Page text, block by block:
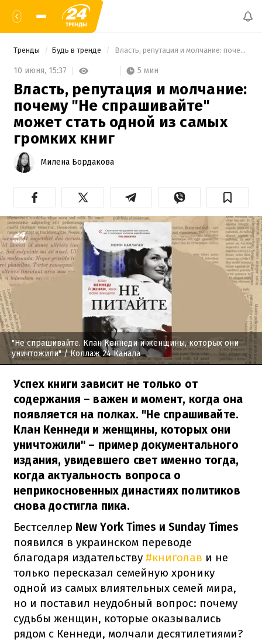
Тренды Будь в тренде Власть, репутация и молчание: почему "Не спрашивайте" может стать одной из самых громких книг
10 июня, 15:37 5 мин
Власть, репутация и молчание:
почему "Не спрашивайте"
может стать одной из самых
громких книг
Милена Бордакова
"Не спрашивайте. Клан Кеннеди и женщины, которых они
уничтожили"/ Коллаж 24 Канала
Успех книги зависит не только от
содержания – важен и момент, когда она
появляется на полках. "Не спрашивайте.
Клан Кеннеди и женщины, которых они
уничтожили" – пример документального
издания, увидевшего свет именно тогда,
когда актуальность вопроса о
неприкосновенных династиях политиков
снова достигла пика.
Бестселлер New York Times и Sunday Times
появился в украинском переводе
благодаря издательству #книголав и не
только пересказал семейную хронику
одной из самых влиятельных семей мира,
но и поставил неудобный вопрос: почему
судьбы женщин, которые оказывались
рядом с Кеннеди, молчали десятилетиями?